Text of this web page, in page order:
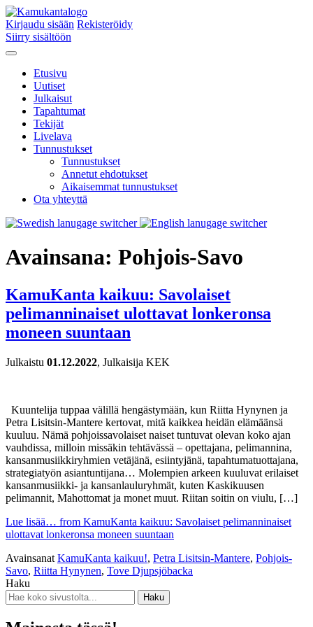
Kirjaudu sisään Rekisteröidy
Siirry sisältöön
Etusivu
Uutiset
Julkaisut
Tapahtumat
Tekijät
Livelava
Tunnustukset
Tunnustukset
Annetut ehdotukset
Aikaisemmat tunnustukset
Ota yhteyttä
Avainsana: Pohjois-Savo
KamuKanta kaikuu: Savolaiset
pelimanninaiset ulottavat lonkeronsa
moneen suuntaan
Julkaistu 01.12.2022, Julkaisija KEK
Kuuntelija tuppaa välillä hengästymään, kun Riitta Hynynen ja
Petra Lisitsin-Mantere kertovat, mitä kaikkea heidän elämäänsä
kuuluu. Nämä pohjoissavolaiset naiset tuntuvat olevan koko ajan
vauhdissa, milloin missäkin tehtävässä – opettajana, pelimannina,
kansanmusiikkiryhmien vetäjänä, esiintyjänä, tapahtumatuottajana,
strategiatyön asiantuntijana… Molempien arkeen kuuluvat erilaiset
kansanmusiikki- ja kansanlauluryhmät, kuten Kaskikuusen
pelimannit, Mahottomat ja monet muut. Riitan soitin on viulu, […]
Lue lisää… from KamuKanta kaikuu: Savolaiset pelimanninaiset
ulottavat lonkeronsa moneen suuntaan
Avainsanat KamuKanta kaikuu!, Petra Lisitsin-Mantere, Pohjois-
Savo, Riitta Hynynen, Tove Djupsjöbacka
Haku